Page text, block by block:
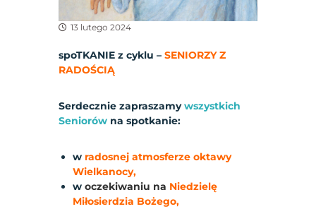
13 lutego 2024
spoTKANIE z cyklu – SENIORZY Z
RADOŚCIĄ
Serdecznie zapraszamywszystkich
Seniorów na spotkanie:
w radosnej atmosferze oktawy
Wielkanocy,
woczekiwaniu na Niedzielę
Miłosierdzia Bożego,